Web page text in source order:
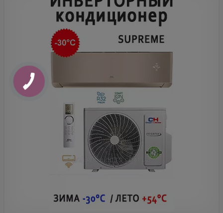
КНОПКА
ЗВ'ЯЗКУ